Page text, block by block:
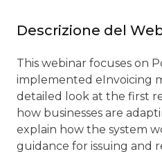
Descrizione del
This webinar focuses on
implemented eInvoicing
detailed look at the first
how businesses are
explain how the system
guidance for issuing and